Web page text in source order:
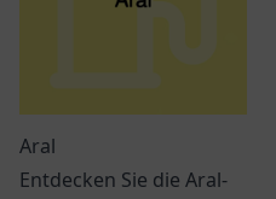
Aral
Entdecken Sie die Aral-